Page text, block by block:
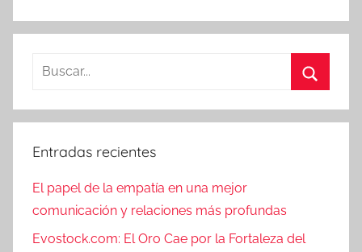
Buscar:
Entradas recientes
El papel de la empatía en una mejor
comunicación y relaciones más profundas
Evostock.com: El Oro Cae por la Fortaleza del